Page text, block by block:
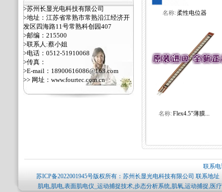
>苏州长显光电科技有限公司
>地址：江苏省常熟市常熟沿江经济开
发区四海路11号常熟科创园407
>邮编：215500
>联系人:蔡小姐
>电话：0512-51910068
>传真：
>E-mail：18900616086@163.com
>> 网址： www.fourtec.com.cn
名称:柔性电位器
名称:Flex4.5"薄膜...
联系
苏ICP备2022001945号版权所有：苏州长显光电科技有限公司 联系地
肌电,肌电,表面肌电仪_运动捕捉技术,步态分析系统,肌氧,运动捕捉,医